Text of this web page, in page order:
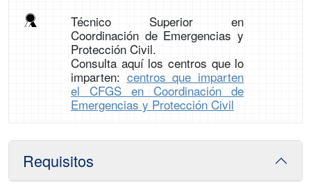
Técnico Superior en
Coordinación de Emergencias y
Protección Civil.
Consulta aquí los centros que lo
imparten: centros que imparten
el CFGS en Coordinación de
Emergencias y Protección Civil
Requisitos